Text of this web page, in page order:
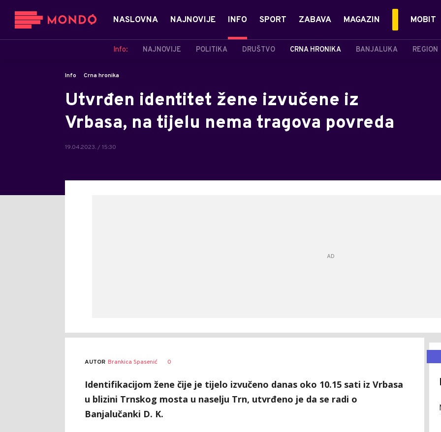
NASLOVNA NAJNOVIJE INFO
Info: NAJNOVIJE POLITIKA DRUŠTVO CRNA HRONIKA BANJALUKA REGION
SPORT ZABAVA MAGAZIN MOBIT
Info Crna hronika
Utvrđen identitet žene izvučene iz
Vrbasa, na tijelu nema tragova povreda
19.04.2023. / 15:30
AUTOR Brankica Spasenić 0
Identifikacijom žene čije je tijelo izvučeno danas oko 10.15 sati iz Vrbasa
u blizini Trnskog mosta u naselju Trn, utvrđeno je da se radi o
Banjalučanki D. K.